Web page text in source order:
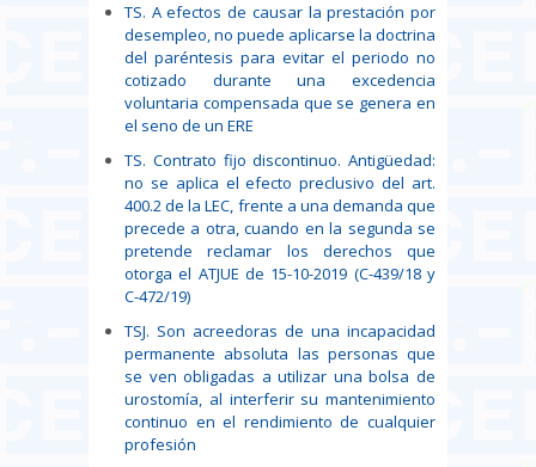
TS. A efectos de causar la prestación por
desempleo, no puede aplicarse la doctrina
del paréntesis para evitar el periodo no
cotizado durante una excedencia
voluntaria compensada que se genera en
el seno de un ERE
TS. Contrato fijo discontinuo. Antigüedad:
no se aplica el efecto preclusivo del art.
400.2 de la LEC, frente a una demanda que
precede a otra, cuando en la segunda se
pretende reclamar los derechos que
otorga el ATJUE de 15-10-2019 (C-439/18 y
C-472/19)
TSJ. Son acreedoras de una incapacidad
permanente absoluta las personas que
se ven obligadas a utilizar una bolsa de
urostomía, al interferir su mantenimiento
continuo en el rendimiento de cualquier
profesión